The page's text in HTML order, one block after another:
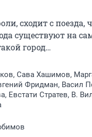
сходит с поезда,
существуют на
город…
Сава Хашимов,
Фридман, Васил
Евстати Стратев, В.